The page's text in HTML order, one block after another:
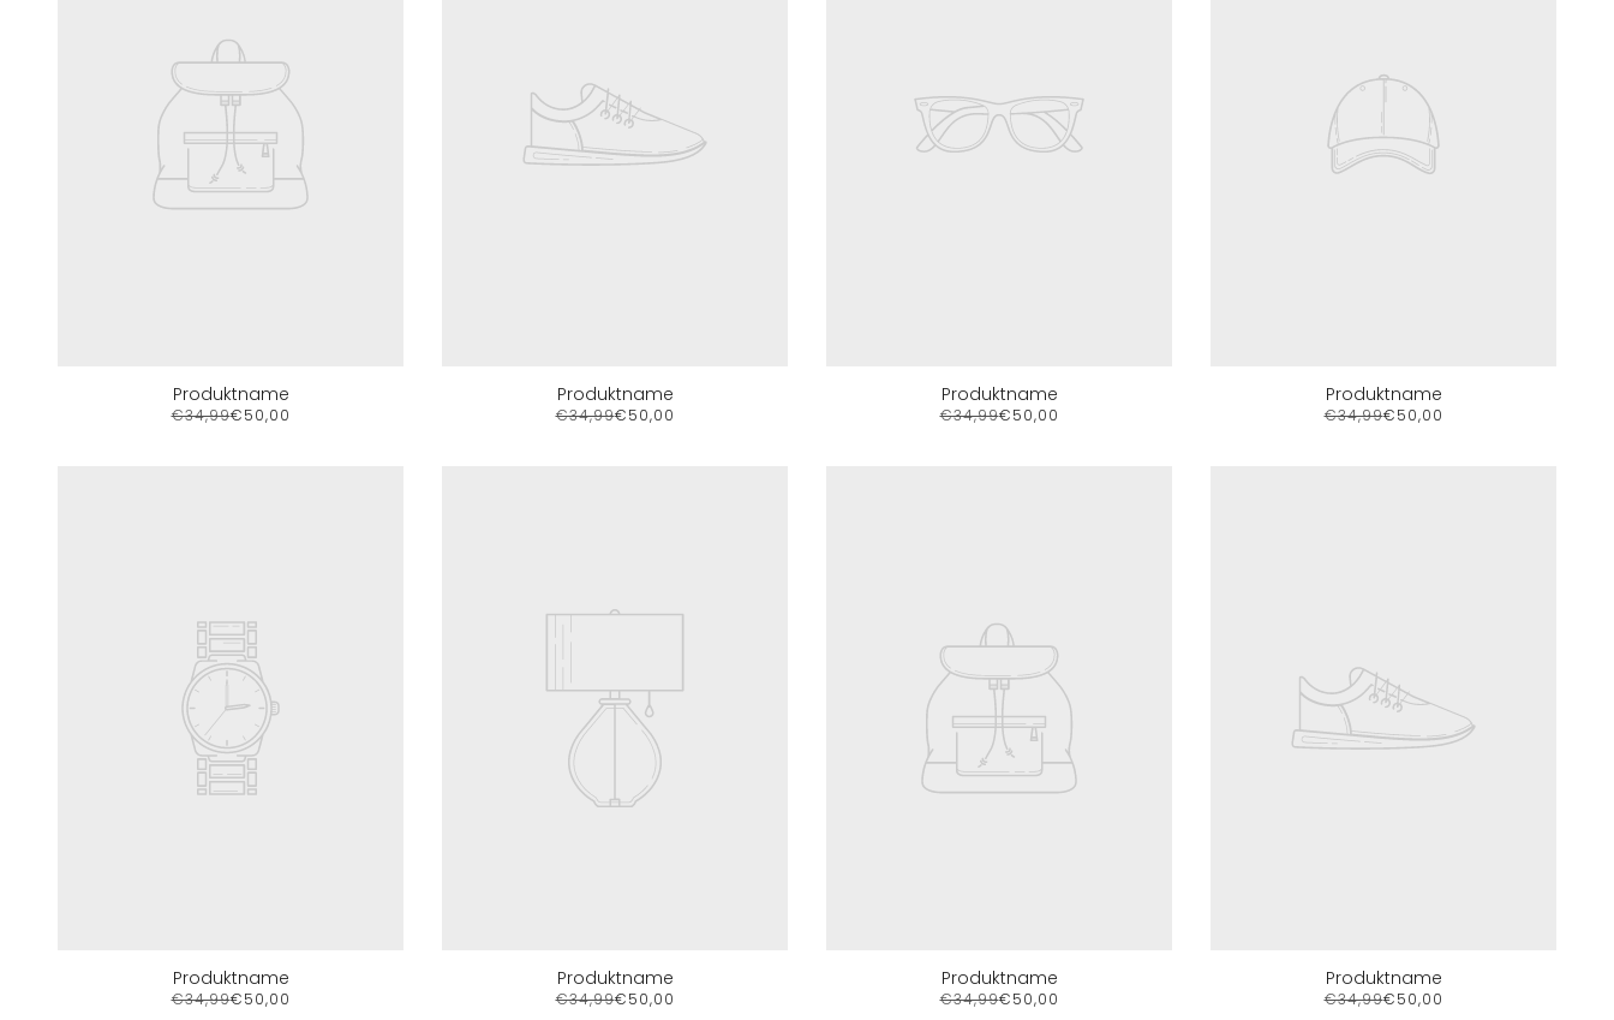
Produktname
€34,99€50,00
Produktname
€34,99€50,00
Produktname
€34,99€50,00
Produktname
€34,99€50,00
Produktname
€34,99€50,00
Produktname
€34,99€50,00
Produktname
€34,99€50,00
Produktname
€34,99€50,00